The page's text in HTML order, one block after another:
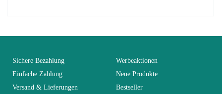
Alter Erwachsener
Kollektion SWITCH
You Must Login To Review
Sichere Bezahlung
Einfache Zahlung
Versand & Lieferungen
Werbeaktionen
Neue Produkte
Bestseller